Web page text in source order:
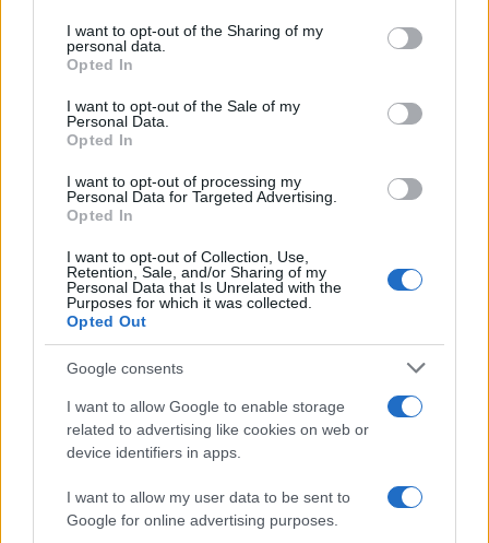
not limited to your visit or usage behaviour. You may click to
grant or deny consent to Google and its third-party tags to
use your data for below specified purposes in below Google
consent section.
I want to opt-out of the Sharing of my
personal data.
Opted In
I want to opt-out of the Sale of my
Personal Data.
Opted In
I want to opt-out of processing my
Personal Data for Targeted Advertising.
Opted In
I want to opt-out of Collection, Use,
Retention, Sale, and/or Sharing of my
Personal Data that Is Unrelated with the
Purposes for which it was collected.
Opted Out
Google consents
I want to allow Google to enable storage
related to advertising like cookies on web or
device identifiers in apps.
I want to allow my user data to be sent to
Google for online advertising purposes.
Noemi in ospedale: il racconto della riabilitazione e il
Susanna Riva · 6 Ago 2026
NEWS